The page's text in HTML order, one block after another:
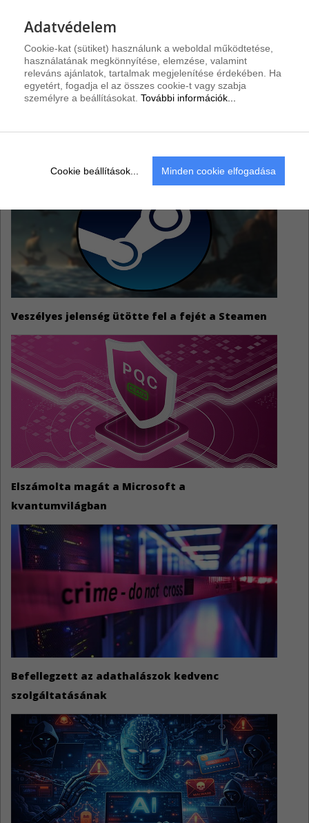
még az év vége előtt teljes körűen lezárulnak.
IRATKOZZON FEL HÍRLEVELÜNKRE!
Veszélyes jelenség ütötte fel a fejét a Steamen
Elszámolta magát a Microsoft a
kvantumvilágban
Befellegzett az adathalászok kedvenc
szolgáltatásának
Adatvédelem
Cookie-kat (sütiket) használunk a weboldal működtetése,
használatának megkönnyítése, elemzése, valamint
releváns ajánlatok, tartalmak megjelenítése érdekében. Ha
egyetért, fogadja el az összes cookie-t vagy szabja
személyre a beállításokat. További információk...
Cookie beállítások... Minden cookie elfogadása